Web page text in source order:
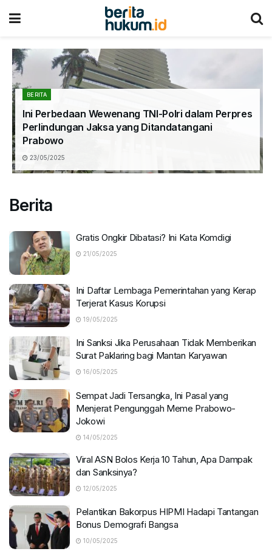
BERITA
Ini Perbedaan Wewenang TNI-Polri dalam Perpres
Perlindungan Jaksa yang Ditandatangani
Prabowo
23/05/2025
Berita
Gratis Ongkir Dibatasi? Ini Kata Komdigi
21/05/2025
Ini Daftar Lembaga Pemerintahan yang Kerap
Terjerat Kasus Korupsi
19/05/2025
Ini Sanksi Jika Perusahaan Tidak Memberikan
Surat Paklaring bagi Mantan Karyawan
16/05/2025
Sempat Jadi Tersangka, Ini Pasal yang
Menjerat Pengunggah Meme Prabowo-
Jokowi
14/05/2025
Viral ASN Bolos Kerja 10 Tahun, Apa Dampak
dan Sanksinya?
12/05/2025
Pelantikan Bakorpus HIPMI Hadapi Tantangan
Bonus Demografi Bangsa
10/05/2025